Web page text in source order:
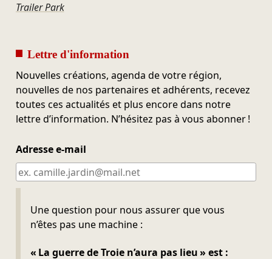
Trailer Park
Lettre d'information
Nouvelles créations, agenda de votre région,
nouvelles de nos partenaires et adhérents, recevez
toutes ces actualités et plus encore dans notre
lettre d’information. N’hésitez pas à vous abonner !
Adresse e-mail
Une question pour nous assurer que vous
n’êtes pas une machine :
« La guerre de Troie n’aura pas lieu » est :
Ne pas remplir